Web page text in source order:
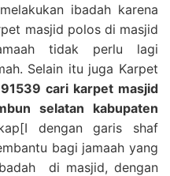
ibadah karena
masjid polos di masjid
tidak perlu lagi
Selain itu juga Karpet
cari karpet masjid
selatan kabupaten
dengan garis shaf
bagi jamaah yang
di masjid, dengan